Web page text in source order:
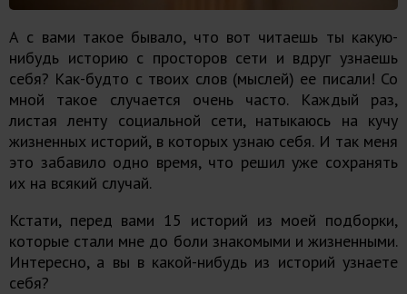
А с вами такое бывало, что вот читаешь ты какую-
нибудь историю с просторов сети и вдруг узнаешь
себя? Как-будто с твоих слов (мыслей) ее писали! Со
мной такое случается очень часто. Каждый раз,
листая ленту социальной сети, натыкаюсь на кучу
жизненных историй, в которых узнаю себя. И так меня
это забавило одно время, что решил уже сохранять
их на всякий случай.
Кстати, перед вами 15 историй из моей подборки,
которые стали мне до боли знакомыми и жизненными.
Интересно, а вы в какой-нибудь из историй узнаете
себя?